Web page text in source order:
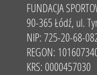
FUNDACJA
90-365 Łódź, ul.
NIP: 725-20-68-
REGON:
KRS: 0000457030